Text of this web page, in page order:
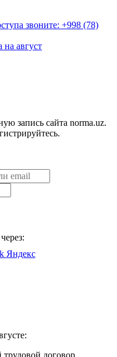
звоните: +998 (78)
на август
запись сайта norma.uz.
Яндекс